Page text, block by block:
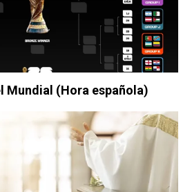
Mundial (Hora española)